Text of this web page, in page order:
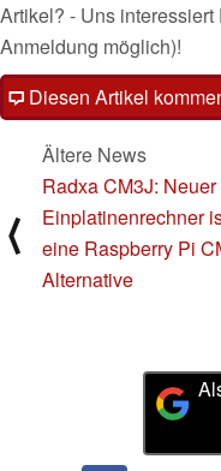
Artikel? - Uns
Anmeldung möglich)!
Diesen Artikel
⟨
Ältere News
Radxa CM3J: Neuer
Einplatinenrechner
eine Raspberry Pi
Alternative